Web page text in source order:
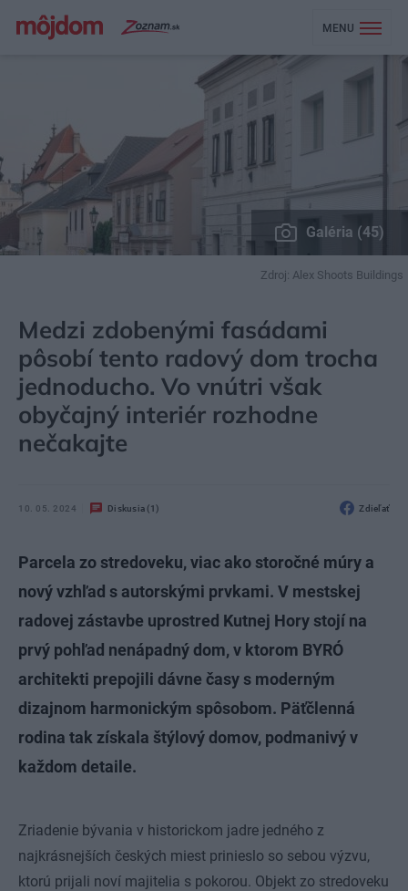
MENU
Galéria (45)
Zdroj: Alex Shoots Buildings
Medzi zdobenými fasádami
pôsobí tento radový dom trocha
jednoducho. Vo vnútri však
obyčajný interiér rozhodne
nečakajte
10. 05. 2024 Diskusia (1) Zdieľať
Parcela zo stredoveku, viac ako storočné múry a
nový vzhľad s autorskými prvkami. V mestskej
radovej zástavbe uprostred Kutnej Hory stojí na
prvý pohľad nenápadný dom, v ktorom BYRÓ
architekti prepojili dávne časy s moderným
dizajnom harmonickým spôsobom. Päťčlenná
rodina tak získala štýlový domov, podmanivý v
každom detaile.
Zriadenie bývania v historickom jadre jedného z
najkrásnejších českých miest prinieslo so sebou výzvu,
ktorú prijali noví majitelia s pokorou. Objekt zo stredoveku